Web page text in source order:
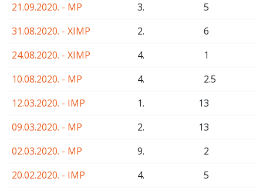
21.09.2020. - MP
3.
5
31.08.2020. - XIMP
2.
6
24.08.2020. - XIMP
4.
1
10.08.2020. - MP
4. 2.5
12.03.2020. - IMP
1.
13
09.03.2020. - MP
2.
13
02.03.2020. - MP
9.
2
20.02.2020. - IMP
4.
5